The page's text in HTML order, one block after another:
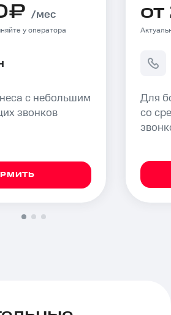
/мес
у оператора
с небольшим
звонков
Для
со